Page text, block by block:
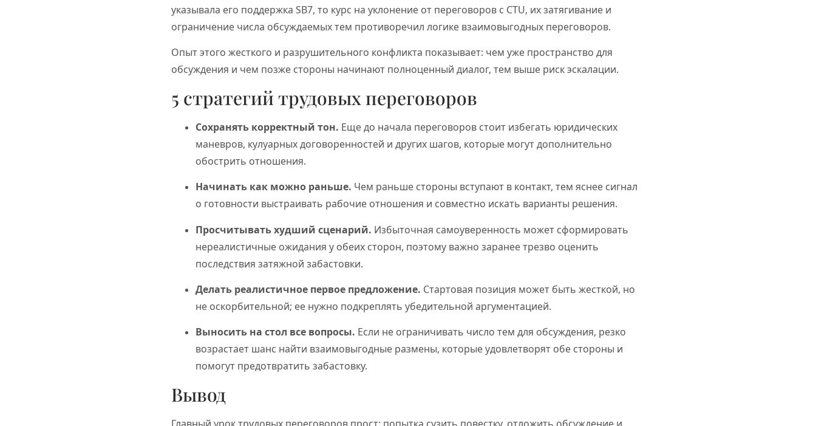
указывала его поддержка SB7, то курс на уклонение от переговоров с CTU, их затягивание и
ограничение числа обсуждаемых тем противоречил логике взаимовыгодных переговоров.
Опыт этого жесткого и разрушительного конфликта показывает: чем уже пространство для
обсуждения и чем позже стороны начинают полноценный диалог, тем выше риск эскалации.
5 стратегий трудовых переговоров
Сохранять корректный тон. Еще до начала переговоров стоит избегать юридических
маневров, кулуарных договоренностей и других шагов, которые могут дополнительно
обострить отношения.
Начинать как можно раньше. Чем раньше стороны вступают в контакт, тем яснее сигнал
о готовности выстраивать рабочие отношения и совместно искать варианты решения.
Просчитывать худший сценарий. Избыточная самоуверенность может сформировать
нереалистичные ожидания у обеих сторон, поэтому важно заранее трезво оценить
последствия затяжной забастовки.
Делать реалистичное первое предложение. Стартовая позиция может быть жесткой, но
не оскорбительной; ее нужно подкреплять убедительной аргументацией.
Выносить на стол все вопросы. Если не ограничивать число тем для обсуждения, резко
возрастает шанс найти взаимовыгодные размены, которые удовлетворят обе стороны и
помогут предотвратить забастовку.
Вывод